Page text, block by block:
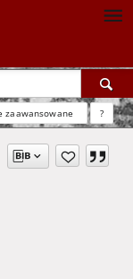
zaawansowane ?